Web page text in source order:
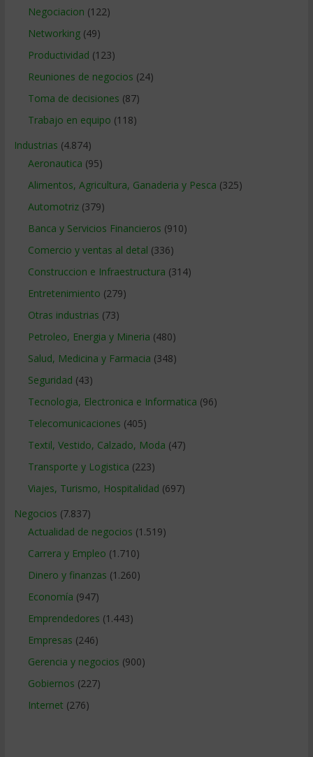
Negociacion (122)
Networking(49)
Productividad (123)
Reuniones de negocios (24)
Toma de decisiones (87)
Trabajo en equipo (118)
Industrias (4.874)
Aeronautica (95)
Alimentos, Agricultura, Ganaderia y Pesca (325)
Automotriz(379)
Banca y Servicios Financieros (910)
Comercio y ventas al detal (336)
Construccion e Infraestructura (314)
Entretenimiento (279)
Otras industrias (73)
Petroleo, Energia y Mineria (480)
Salud, Medicina y Farmacia (348)
Seguridad (43)
Tecnologia, Electronica e Informatica (96)
Telecomunicaciones (405)
Textil, Vestido, Calzado, Moda (47)
Transporte y Logistica (223)
Viajes, Turismo, Hospitalidad (697)
Negocios (7.837)
Actualidad de negocios (1.519)
Carrera y Empleo (1.710)
Dinero y finanzas (1.260)
Economía (947)
Emprendedores (1.443)
Empresas (246)
Gerencia y negocios (900)
Gobiernos (227)
Internet (276)